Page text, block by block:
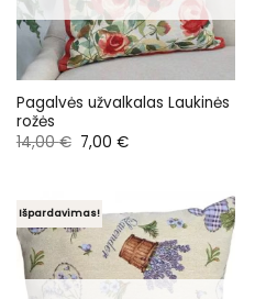
Pagalvės užvalkalas Laukinės
rožės
14,00€ Original
price
7,00 €Current
Išpardavimas!